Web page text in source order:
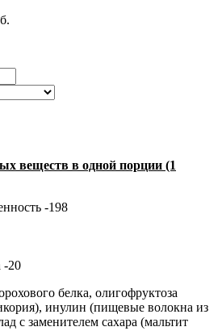
веществ в одной порции (1
-198
-20
белка, олигофруктоза
инулин (пищевые волокна из
с заменителем сахара (мальтит